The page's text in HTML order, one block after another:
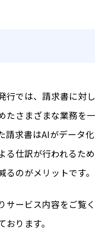
行では、請求書に対
たさまざまな業務を
請求書はAIがデータ
る仕訳が行われるた
るのがメリットです。
サービス内容をご覧
ります。